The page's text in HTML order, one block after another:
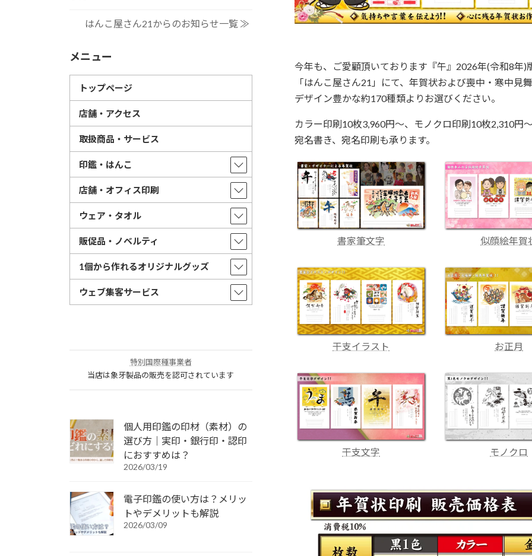
今年も、ご愛顧頂いております『午』2026年(令和8年
「はんこ屋さん21」にて、年賀状および喪中・寒中見
デザイン豊かな約170種類よりお選びください。
カラー印刷10枚3,960円～、モノクロ印刷10枚2,310円
宛名書き、宛名印刷も承ります。
書家筆文字 似顔絵年賀
干支イラスト お正月
干支文字 モノクロ
はんこ屋さん21からのお知らせ一覧 ≫
メニュー
トップページ
店舗・アクセス
取扱商品・サービス
印鑑・はんこ
店舗・オフィス印刷
ウェア・タオル
販促品・ノベルティ
1個から作れるオリジナルグッズ
ウェブ集客サービス
特別国際種事業者
当店は象牙製品の販売を認可されています
個人用印鑑の印材（素材）の
選び方｜実印・銀行印・認印
におすすめは？
2026/03/19
電子印鑑の使い方は？メリッ
トやデメリットも解説
2026/03/09